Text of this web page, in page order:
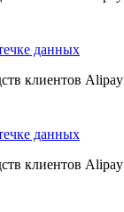
данных
клиентов Alipay
данных
клиентов Alipay